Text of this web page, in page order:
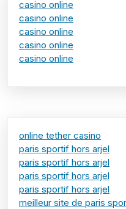
casino online
casino online
casino online
casino online
casino online
online tether casino
paris sportif hors arjel
paris sportif hors arjel
paris sportif hors arjel
paris sportif hors arjel
meilleur site de paris